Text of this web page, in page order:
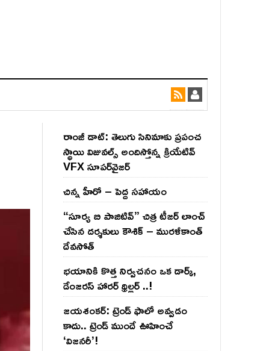
రాంజీ డాట్: తెలుగు సినిమాకు ప్రపంచ
స్థాయి విజువల్స్ అందిస్తోన్న క్రియేటివ్
VFX సూపర్‌వైజర్
చిన్న హీరో – పెద్ద సహాయం
“సూర్య బి పాజిటివ్” చిత్ర టీజర్ లాంచ్
చేసిన‌ దర్శకులు కౌశిక్ – మురళీకాంత్
దేవసోత్
భయానికి కొత్త నిర్వచనం ఒక డార్క్,
డేంజరస్ హారర్ థ్రిల్లర్ ..!
జయశంకర్: ట్రెండ్‌ ఫాలో అవ్వడం
కాదు.. ట్రెండ్‌ ముందే ఊహించే
‘విజనరీ’!